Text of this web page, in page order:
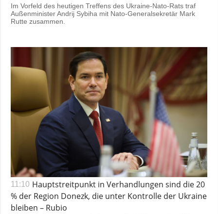
Im Vorfeld des heutigen Treffens des Ukraine-Nato-Rats traf
Außenminister Andrij Sybiha mit Nato-Generalsekretär Mark
Rutte zusammen.
11:10 Hauptstreitpunkt in Verhandlungen sind die 20
% der Region Donezk, die unter Kontrolle der Ukraine
bleiben – Rubio